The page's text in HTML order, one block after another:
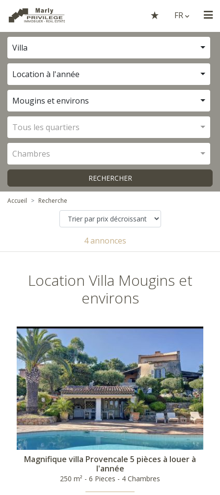
FR
Villa
Location à l'année
Mougins et environs
Tous les quartiers
Chambres
RECHERCHER
Accueil Recherche
4 annonces
Location Villa Mougins et
environs
Magnifique villa Provencale 5 pièces à louer à
l'année
250 m² - 6 Pieces - 4 Chambres